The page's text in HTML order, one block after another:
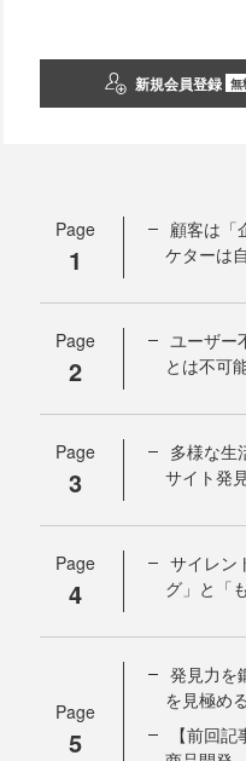
新規会員登録 無
Page
1
顧客は「
ケターは
Page
2
ユーザー
とは不可
Page
3
多様な生
サイト発
Page
4
サイレン
グ」と「
Page
5
発見力を
を見極め
【前回